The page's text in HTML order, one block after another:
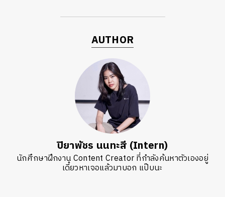
AUTHOR
ปิยาพัชร นนทะสี (Intern)
นักศึกษาฝึกงาน Content Creator ที่กำลังค้นหาตัวเองอยู่
เดี๋ยวหาเจอแล้วมาบอก แป๊บนะ